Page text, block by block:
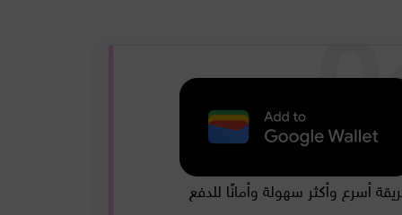
Google
أسرع وأكثر سهولة وأمانًا للدفع